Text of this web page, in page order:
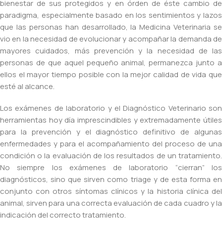
bienestar de sus protegidos y en órden de éste cambio de
paradigma, especialmente basado en los sentimientos y lazos
que las personas han desarrollado, la Medicina Veterinaria se
vio en la necesidad de evolucionar y acompañar la demanda de
mayores cuidados, más prevención y la necesidad de las
personas de que aquel pequeño animal, permanezca junto a
ellos el mayor tiempo posible con la mejor calidad de vida que
esté al alcance.
Los exámenes de laboratorio y el Diagnóstico Veterinario son
herramientas hoy día imprescindibles y extremadamente útiles
para la prevención y el diagnóstico definitivo de algunas
enfermedades y para el acompañamiento del proceso de una
condición o la evaluación de los resultados de un tratamiento.
No siempre los exámenes de laboratorio “cierran” los
diagnósticos, sino que sirven como triage y de esta forma en
conjunto con otros síntomas clínicos y la historia clínica del
animal, sirven para una correcta evaluación de cada cuadro y la
indicación del correcto tratamiento.